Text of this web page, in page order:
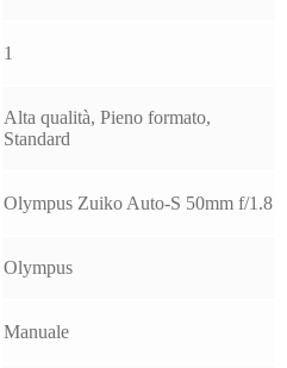
1
Alta qualità, Pieno formato,
Standard
Olympus Zuiko Auto‑S 50mm f/1.8
Olympus
Manuale